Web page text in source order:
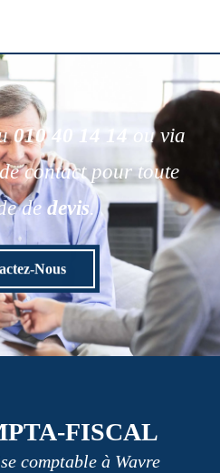
010 40 14 14
ou via
contact pour toute
de devis.
Nous
FISCAL
comptable à Wavre